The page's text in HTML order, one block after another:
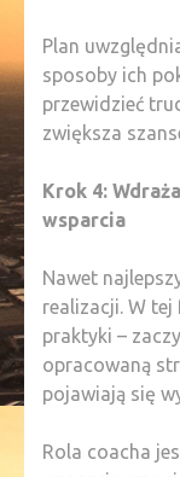
Plan
sposoby ich
przewidzieć
zwiększa
Krok 4:
wsparcia
Nawet
realizacji. W
praktyki –
opracowaną
pojawiają się
Rola coacha